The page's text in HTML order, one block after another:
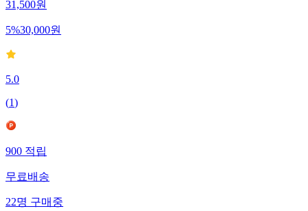
31,500원
5%30,000원
5.0
(1)
900적립
무료배송
22명구매중